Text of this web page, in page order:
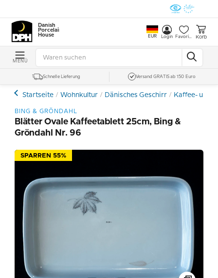
Danish
Porcelain
House
EUR Login Favoriten Korb
MENÜ
Schnelle Lieferung Versand GRATIS ab 150 Euro
Startseite Wohnkultur Dänisches Geschirr Kaffee- und
BING & GRÖNDAHL
Blätter Ovale Kaffeetablett 25cm, Bing &
Gröndahl Nr. 96
SPARREN 55%